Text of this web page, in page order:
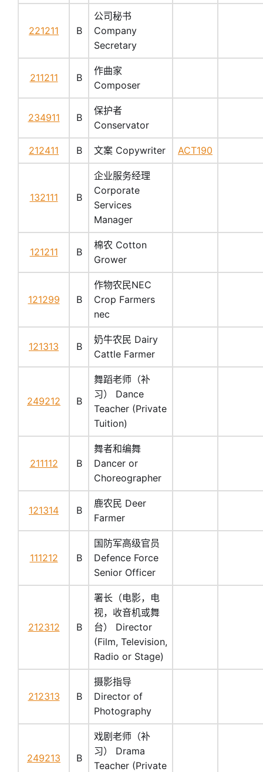
221211 B
公司秘书
Company
Secretary
211211 B
作曲家
Composer
234911 B
保护者
Conservator
212411 B 文案 Copywriter ACT190
132111 B
企业服务经理
Corporate
Services
Manager
121211 B
棉农 Cotton
Grower
121299 B
作物农民NEC
Crop Farmers
nec
121313 B
奶牛农民 Dairy
Cattle Farmer
249212 B
舞蹈老师（补
习） Dance
Teacher (Private
Tuition)
211112 B
舞者和编舞
Dancer or
Choreographer
121314 B
鹿农民 Deer
Farmer
111212 B
国防军高级官员
Defence Force
Senior Officer
212312 B
署长（电影，电
视，收音机或舞
台） Director
(Film, Television,
Radio or Stage)
212313 B
摄影指导
Director of
Photography
249213 B
戏剧老师（补
习） Drama
Teacher (Private